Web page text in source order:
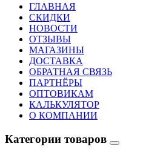
ГЛАВНАЯ
СКИДКИ
НОВОСТИ
ОТЗЫВЫ
МАГАЗИНЫ
ДОСТАВКА
ОБРАТНАЯ СВЯЗЬ
ПАРТНЁРЫ
ОПТОВИКАМ
КАЛЬКУЛЯТОР
О КОМПАНИИ
Категории товаров